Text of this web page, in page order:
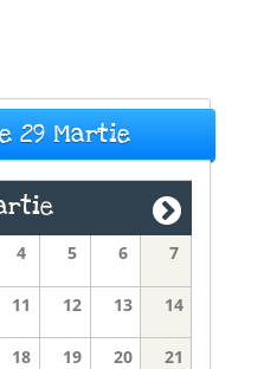
29 Martie
4 5 6 7
11 12 13 14
18 19 20 21